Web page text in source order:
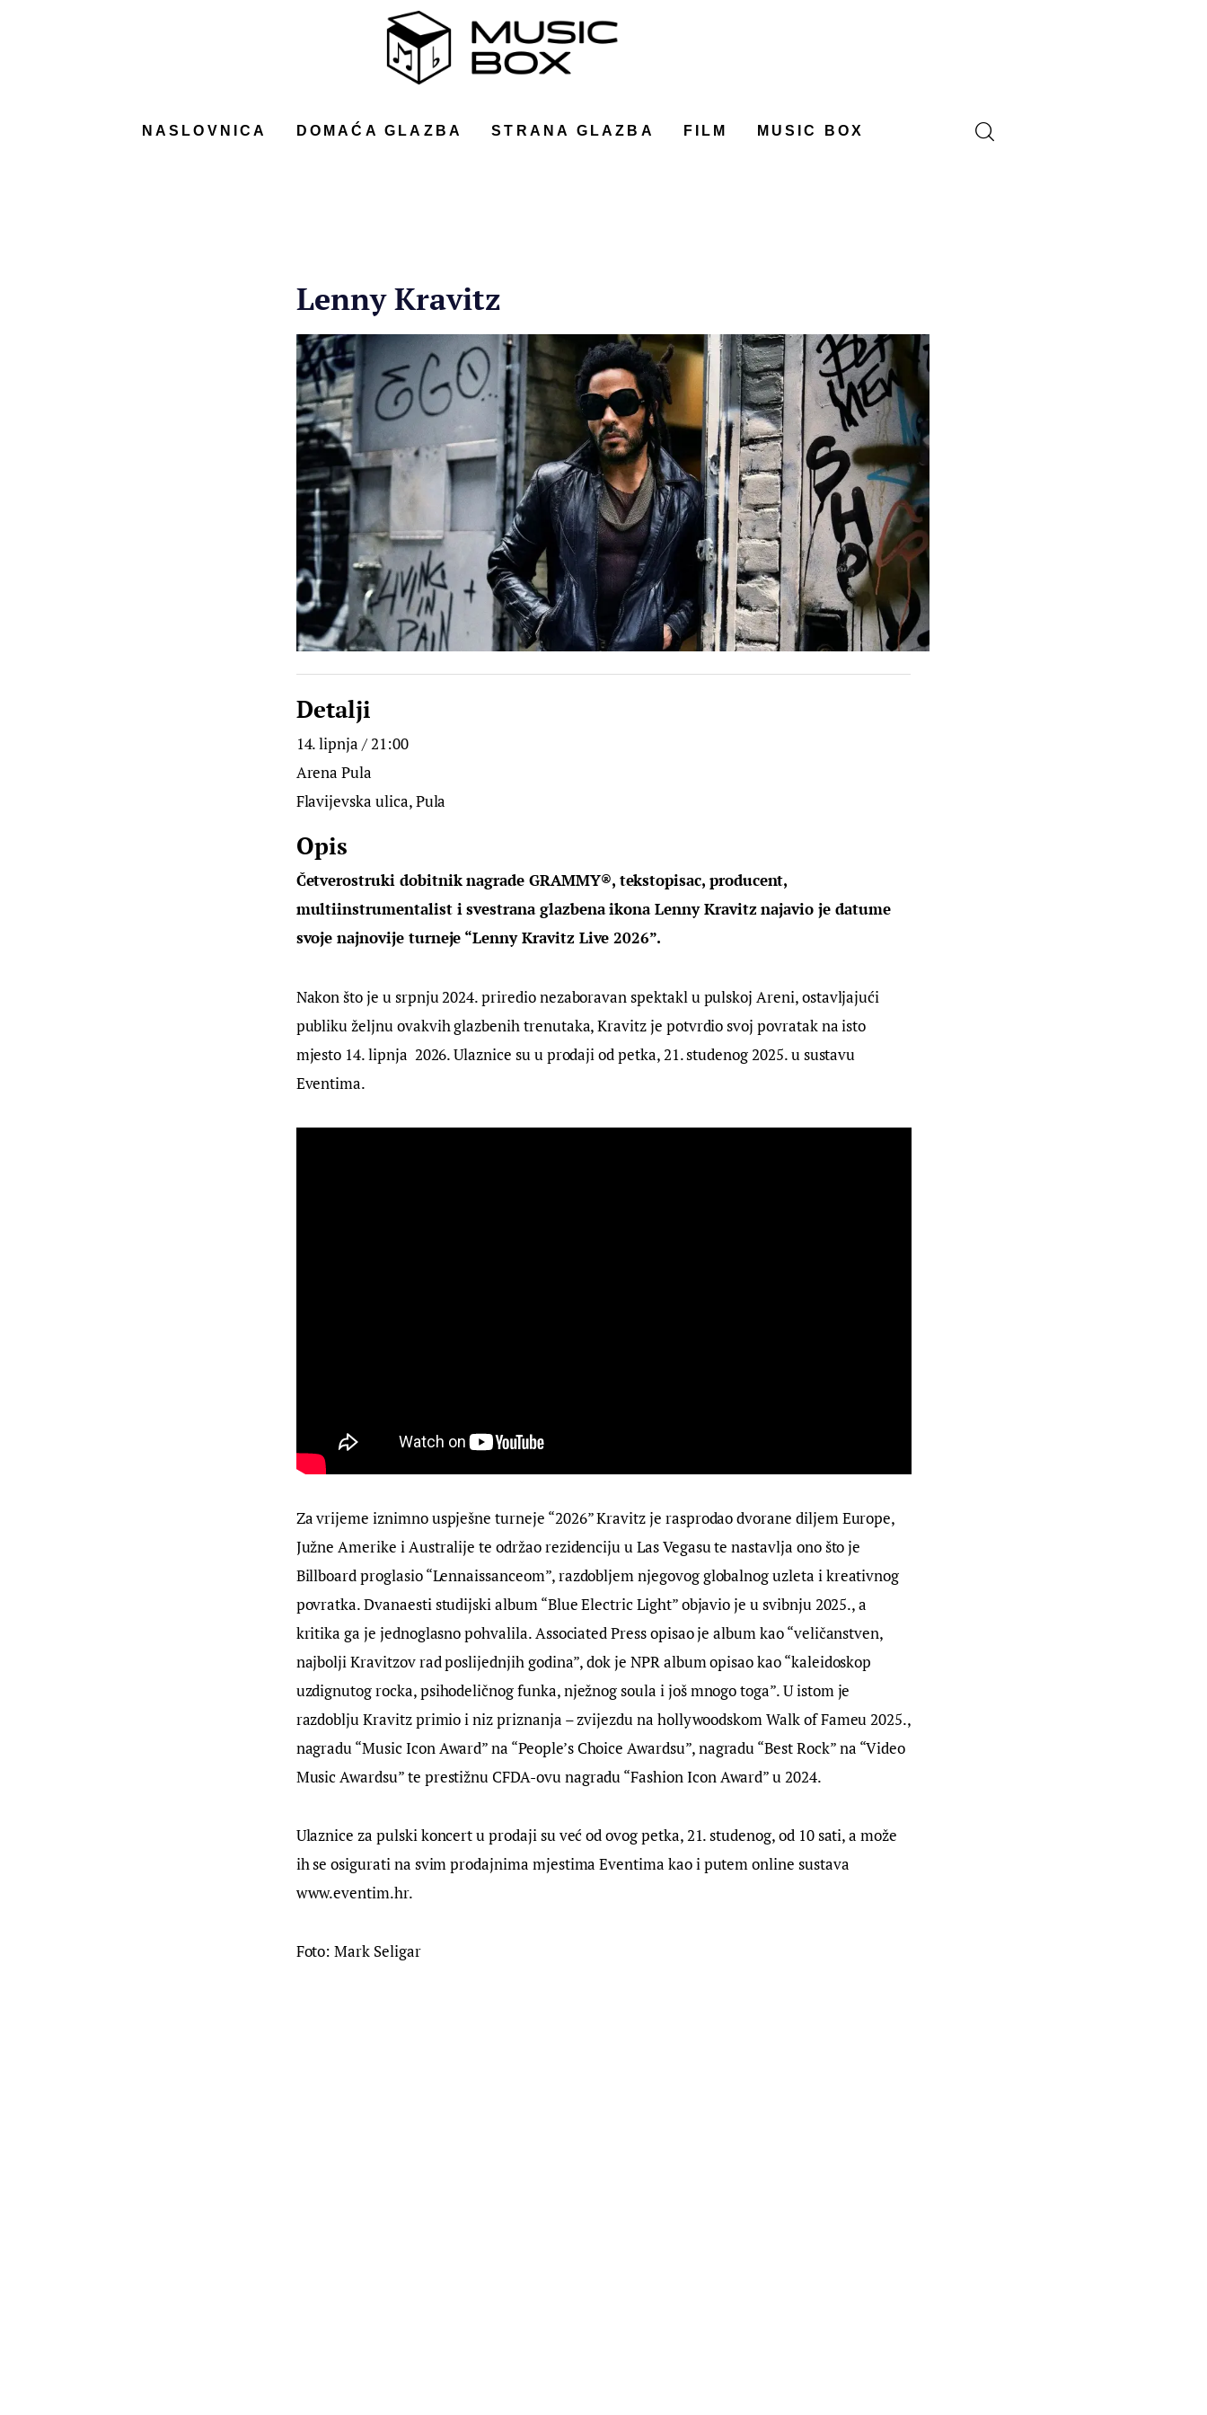
NASLOVNICA DOMAĆA GLAZBA STRANA GLAZBA FILM MUSIC BOX
Lenny Kravitz
Detalji
14. lipnja / 21:00
Arena Pula
Flavijevska ulica, Pula
Opis
Četverostruki dobitnik nagrade GRAMMY®, tekstopisac, producent,
multiinstrumentalist i svestrana glazbena ikona Lenny Kravitz najavio je datume
svoje najnovije turneje “Lenny Kravitz Live 2026”.
Nakon što je u srpnju 2024. priredio nezaboravan spektakl u pulskoj Areni, ostavljajući
publiku željnu ovakvih glazbenih trenutaka, Kravitz je potvrdio svoj povratak na isto
mjesto 14. lipnja 2026. Ulaznice su u prodaji od petka, 21. studenog 2025. u sustavu
Eventima.
Za vrijeme iznimno uspješne turneje “2026” Kravitz je rasprodao dvorane diljem Europe,
Južne Amerike i Australije te održao rezidenciju u Las Vegasu te nastavlja ono što je
Billboard proglasio “Lennaissanceom”, razdobljem njegovog globalnog uzleta i kreativnog
povratka. Dvanaesti studijski album “Blue Electric Light” objavio je u svibnju 2025., a
kritika ga je jednoglasno pohvalila. Associated Press opisao je album kao “veličanstven,
najbolji Kravitzov rad poslijednjih godina”, dok je NPR album opisao kao “kaleidoskop
uzdignutog rocka, psihodeličnog funka, nježnog soula i još mnogo toga”. U istom je
razdoblju Kravitz primio i niz priznanja – zvijezdu na hollywoodskom Walk of Fameu 2025.,
nagradu “Music Icon Award” na “People’s Choice Awardsu”, nagradu “Best Rock” na “Video
Music Awardsu” te prestižnu CFDA-ovu nagradu “Fashion Icon Award” u 2024.
Ulaznice za pulski koncert u prodaji su već od ovog petka, 21. studenog, od 10 sati, a može
ih se osigurati na svim prodajnima mjestima Eventima kao i putem online sustava
www.eventim.hr.
Foto: Mark Seligar